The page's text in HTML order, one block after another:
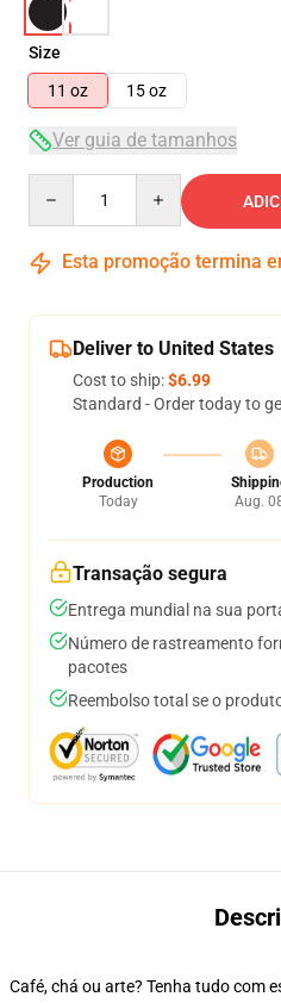
Size
11 oz
15 oz
Ver guia de tamanhos
Esta promoção termina
Deliver to United States
Cost to ship:$6.99
Standard - Order today to
Production
Today
Aug.
Transação segura
Entrega mundial na sua
Número de rastreamento
pacotes
Reembolso total se o
Café, chá ou arte? Tenha tudo com